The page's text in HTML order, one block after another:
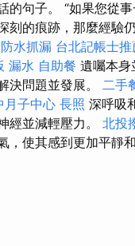
的句子。 “如果您從
刻的痕跡，那麼經驗
防水抓漏 台北記帳士推
漏水 自助餐 遺囑本身
決問題並發展。 二手
月子中心 長照 深呼吸
經並減輕壓力。 北投
，使其感到更加平靜和